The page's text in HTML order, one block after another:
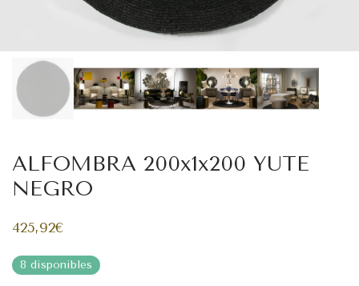
ALFOMBRA 200x1x200 YUTE
NEGRO
425,92€
8 disponibles